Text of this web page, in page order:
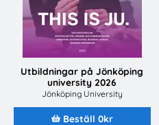
Utbildningar på Jönköping
university 2026
Jönköping University
Beställ 0kr